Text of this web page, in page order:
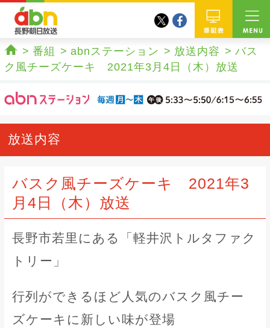
番組
twitterfacebook
ホーム
番組 abnステーション 放送内容
バス
ク風チーズケーキ 2021年3月4日（木）放送
放送内容
バスク風チーズケーキ 2021年3
月4日（木）放送
長野市若里にある「軽井沢トルタファク
トリー」
行列ができるほど人気のバスク風チー
ズケーキに新しい味が登場